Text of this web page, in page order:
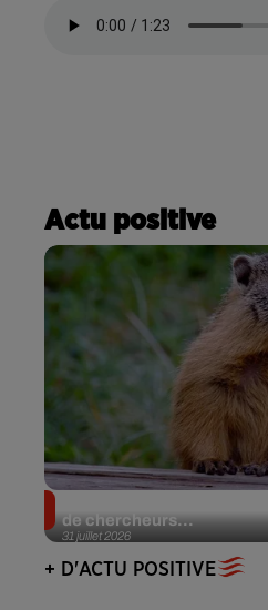
Actu positive
31 juillet 2026
de chercheurs...
+ D'ACTU POSITIVE